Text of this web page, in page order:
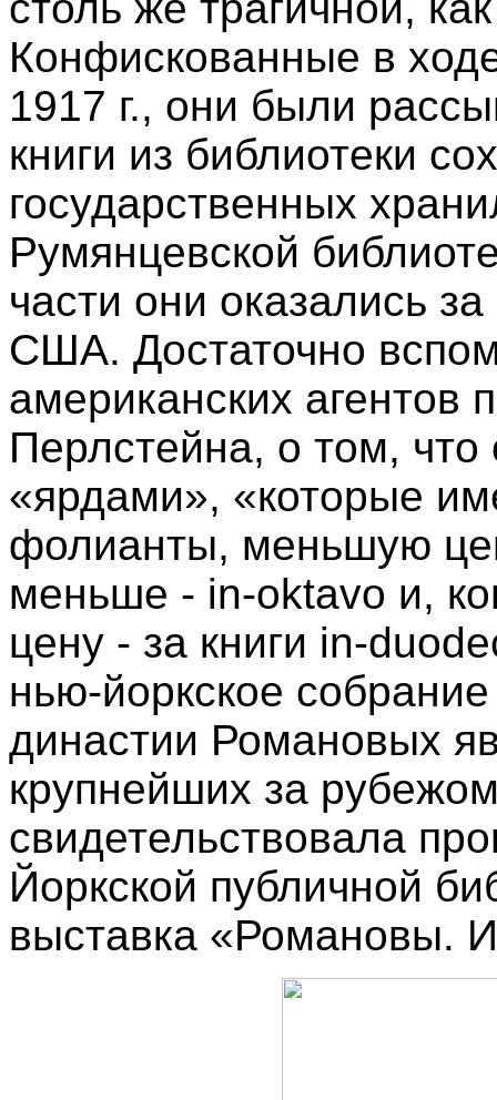
Конфискованные в
1917 г., они были
книги из библиотеки
государственных
Румянцевской
части они оказались
США. Достаточно
американских агентов
Перлстейна, о том, что
«ярдами», «которые
фолианты, меньшую
меньше - in-oktavo и,
цену - за книги in-
нью-йоркское
династии Романовых
крупнейших за
свидетельствовала
Йоркской публичной
выставка «Романовы.